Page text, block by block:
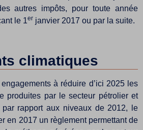
autres impôts, pour toute année
le 1er janvier 2017 ou par la suite.
climatiques
à réduire d’ici 2025 les
produites par le secteur pétrolier et
rapport aux niveaux de 2012, le
en 2017 un règlement permettant de